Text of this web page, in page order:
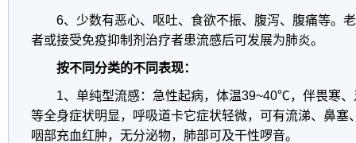
6、少数有恶心、呕吐、食欲不振、腹泻、腹痛等。
者或接受免疫抑制剂治疗者患流感后可发展为肺炎。
按不同分类的不同表现：
1、单纯型流感：急性起病，体温39~40℃，伴畏寒
等全身症状明显，呼吸道卡它症状轻微，可有流涕、鼻塞
咽部充血红肿，无分泌物，肺部可及干性啰音。